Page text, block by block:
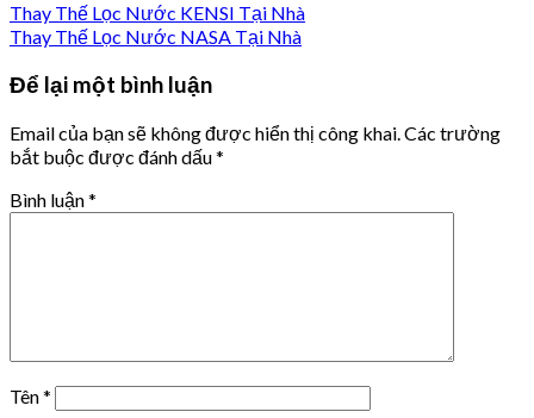
Thay Thế Lọc Nước KENSI Tại Nhà
Thay Thế Lọc Nước NASA Tại Nhà
Để lại một bình luận
Email của bạn sẽ không được hiển thị công khai. Các trường
bắt buộc được đánh dấu*
Bình luận*
Tên*